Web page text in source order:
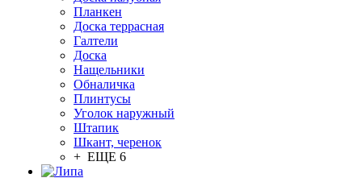
Планкен
Доска террасная
Галтели
Доска
Нащельники
Обналичка
Плинтусы
Уголок наружный
Штапик
Шкант, черенок
+ ЕЩЕ 6